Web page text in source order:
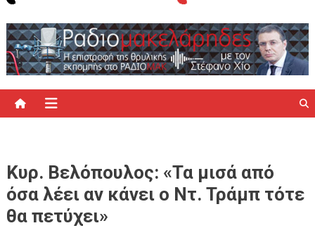
Κυρ. Βελόπουλος: «Τα μισά από
όσα λέει αν κάνει ο Ντ. Τράμπ τότε
θα πετύχει»